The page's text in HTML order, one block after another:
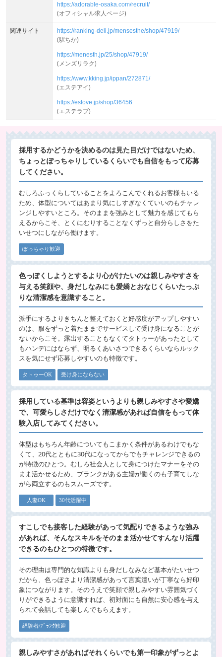
https://adorable-osaka.com/recruit/
(オフィシャル求人ページ)
関連サイト https://ranking-deli.jp/mensesthe/shop/47919/
(駅ちか)
https://menesth.jp/25/shop/47919/
(メンズリラク)
https://www.kking.jp/ippan/272871/
(エステアイ)
https://eslove.jp/shop/36456
(エステラブ)
採用するかどうかを決めるのは見た目だけではないため、
ちょっとぽっちゃりしているくらいでも自信をもって応募
してください。
むしろふっくらしていることをよろこんでくれるお客様もいる
ため、体型についてはあまり気にしすぎなくていいのもチャレ
ンジしやすいところ。そのままを強みとして魅力を感じてもら
えるからこそ、とくにむりすることなくずっと自分らしさをた
いせつにしながら働けます。
ぽっちゃり歓迎
色っぽくしようとするより心がけたいのは親しみやすさを
与える笑顔や、身だしなみにも愛嬌とおなじくらいたっぷ
りな清潔感を意識すること。
派手にするよりきちんと整えておくと好感度がアップしやすい
のは、服をずっと着たままでサービスして受け身になることが
ないからこそ。露出することもなくてタトゥーがあったとして
もハンデにはならず、明るくあいさつできるくらいならルック
スを気にせず応募しやすいのも特徴です。
タトゥーOK 受け身にならない
採用している基準は容姿というよりも親しみやすさや愛嬌
で、可愛らしさだけでなく清潔感があれば自信をもって体
験入店してみてください。
体型はもちろん年齢についてもこまかく条件があるわけでもな
くて、20代とともに30代になってからでもチャレンジできるの
が特徴のひとつ。むしろ社会人として身につけたマナーをその
まま活かせるため、ブランクがある主婦が働くのも子育てしな
がら両立するのもスムーズです。
人妻OK 30代活躍中
すこしでも接客した経験があって気配りできるような強み
があれば、そんなスキルをそのまま活かせてすんなり活躍
できるのもひとつの特徴です。
その理由は専門的な知識よりも身だしなみなど基本がたいせつ
だから、色っぽさより清潔感があって言葉遣いが丁寧なら好印
象につながります。そのうえで笑顔で親しみやすい雰囲気づく
りができるように意識すれば、初対面にも自然に安心感を与え
られて会話しても楽しんでもらえます。
経験者/ﾌﾞﾗﾝｸ歓迎
親しみやすさがあればそれくらいでも第一印象がずっとよ